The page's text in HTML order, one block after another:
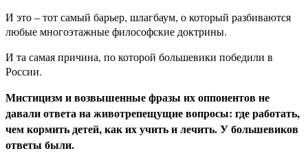
И это – тот самый барьер, шлагбаум, о который разбиваются
любые многоэтажные философские доктрины.
И та самая причина, по которой большевики победили в
России.
Мистицизм и возвышенные фразы их оппонентов не
давали ответа на животрепещущие вопросы: где работать,
чем кормить детей, как их учить и лечить. У большевиков
ответы были.